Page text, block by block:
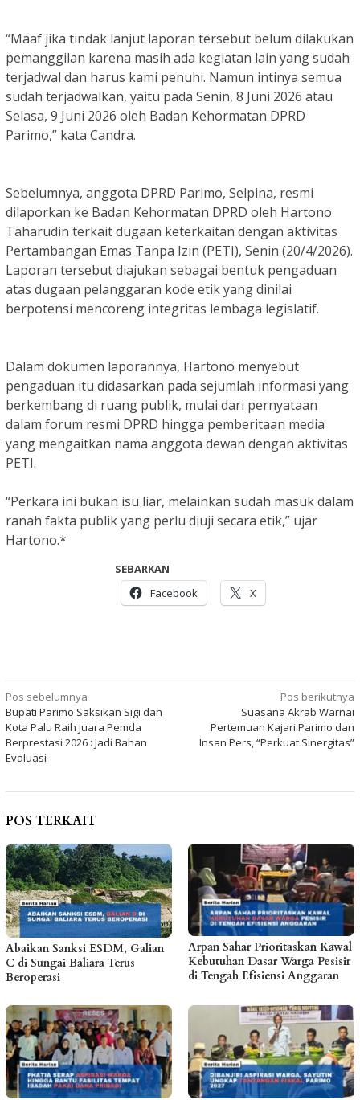
“Maaf jika tindak lanjut laporan tersebut belum dilakukan
pemanggilan karena masih ada kegiatan lain yang sudah
terjadwal dan harus kami penuhi. Namun intinya semua
sudah terjadwalkan, yaitu pada Senin, 8 Juni 2026 atau
Selasa, 9 Juni 2026 oleh Badan Kehormatan DPRD
Parimo,” kata Candra.
Sebelumnya, anggota DPRD Parimo, Selpina, resmi
dilaporkan ke Badan Kehormatan DPRD oleh Hartono
Taharudin terkait dugaan keterkaitan dengan aktivitas
Pertambangan Emas Tanpa Izin (PETI), Senin (20/4/2026).
Laporan tersebut diajukan sebagai bentuk pengaduan
atas dugaan pelanggaran kode etik yang dinilai
berpotensi mencoreng integritas lembaga legislatif.
Dalam dokumen laporannya, Hartono menyebut
pengaduan itu didasarkan pada sejumlah informasi yang
berkembang di ruang publik, mulai dari pernyataan
dalam forum resmi DPRD hingga pemberitaan media
yang mengaitkan nama anggota dewan dengan aktivitas
PETI.
“Perkara ini bukan isu liar, melainkan sudah masuk dalam
ranah fakta publik yang perlu diuji secara etik,” ujar
Hartono.*
SEBARKAN
Facebook
X
Navigasi
pos
Pos sebelumnya
Bupati Parimo Saksikan Sigi dan
Kota Palu Raih Juara Pemda
Berprestasi 2026 : Jadi Bahan
Evaluasi
Pos berikutnya
Suasana Akrab Warnai
Pertemuan Kajari Parimo dan
Insan Pers, “Perkuat Sinergitas”
POS TERKAIT
Abaikan Sanksi ESDM, Galian
C di Sungai Baliara Terus
Beroperasi
Arpan Sahar Prioritaskan Kawal
Kebutuhan Dasar Warga Pesisir
di Tengah Efisiensi Anggaran